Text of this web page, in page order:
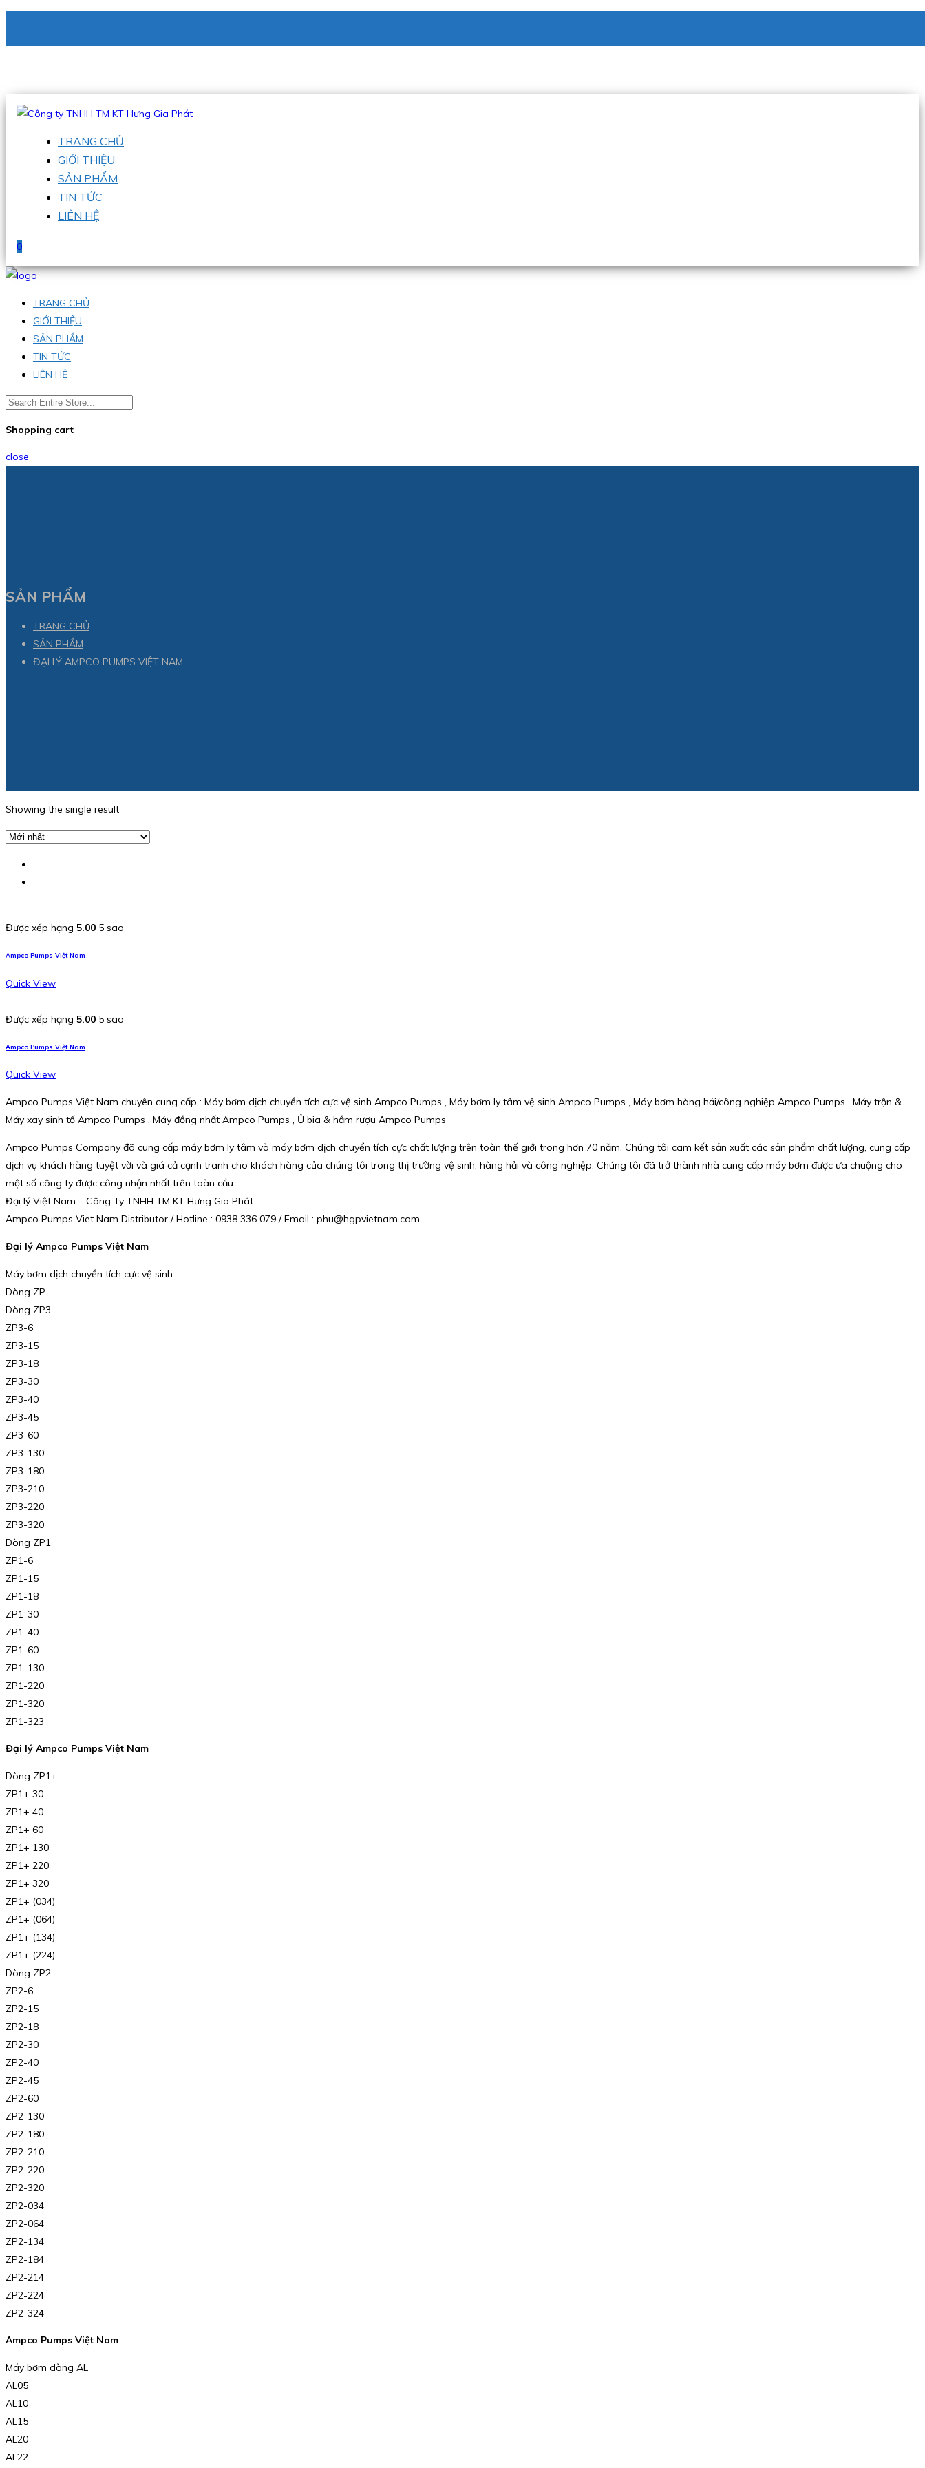
Hotline:0938 336 079
TRANG CHỦ
GIỚI THIỆU
SẢN PHẨM
TIN TỨC
LIÊN HỆ
0
TRANG CHỦ
GIỚI THIỆU
SẢN PHẨM
TIN TỨC
LIÊN HỆ
Shopping cart
close
SẢN PHẨM
TRANG CHỦ
SẢN PHẨM
ĐẠI LÝ AMPCO PUMPS VIỆT NAM
Showing the single result
Được xếp hạng 5.00 5 sao
Ampco Pumps Việt Nam
Quick View
Được xếp hạng 5.00 5 sao
Ampco Pumps Việt Nam
Quick View
Ampco Pumps Việt Nam chuyên cung cấp : Máy bơm dịch chuyển tích cực vệ sinh Ampco Pumps , Máy bơm ly tâm vệ sinh Ampco Pumps , Máy bơm hàng hải/công nghiệp Ampco Pumps , Máy trộn &
Máy xay sinh tố Ampco Pumps , Máy đồng nhất Ampco Pumps , Ủ bia & hầm rượu Ampco Pumps
Ampco Pumps Company đã cung cấp máy bơm ly tâm và máy bơm dịch chuyển tích cực chất lượng trên toàn thế giới trong hơn 70 năm. Chúng tôi cam kết sản xuất các sản phẩm chất lượng, cung cấp
dịch vụ khách hàng tuyệt vời và giá cả cạnh tranh cho khách hàng của chúng tôi trong thị trường vệ sinh, hàng hải và công nghiệp. Chúng tôi đã trở thành nhà cung cấp máy bơm được ưa chuộng cho
một số công ty được công nhận nhất trên toàn cầu.
Đại lý Việt Nam – Công Ty TNHH TM KT Hưng Gia Phát
Ampco Pumps Viet Nam Distributor / Hotline : 0938 336 079 / Email : phu@hgpvietnam.com
Đại lý Ampco Pumps Việt Nam
Máy bơm dịch chuyển tích cực vệ sinh
Dòng ZP
Dòng ZP3
ZP3-6
ZP3-15
ZP3-18
ZP3-30
ZP3-40
ZP3-45
ZP3-60
ZP3-130
ZP3-180
ZP3-210
ZP3-220
ZP3-320
Dòng ZP1
ZP1-6
ZP1-15
ZP1-18
ZP1-30
ZP1-40
ZP1-60
ZP1-130
ZP1-220
ZP1-320
ZP1-323
Đại lý Ampco Pumps Việt Nam
Dòng ZP1+
ZP1+ 30
ZP1+ 40
ZP1+ 60
ZP1+ 130
ZP1+ 220
ZP1+ 320
ZP1+ (034)
ZP1+ (064)
ZP1+ (134)
ZP1+ (224)
Dòng ZP2
ZP2-6
ZP2-15
ZP2-18
ZP2-30
ZP2-40
ZP2-45
ZP2-60
ZP2-130
ZP2-180
ZP2-210
ZP2-220
ZP2-320
ZP2-034
ZP2-064
ZP2-134
ZP2-184
ZP2-214
ZP2-224
ZP2-324
Ampco Pumps Việt Nam
Máy bơm dòng AL
AL05
AL10
AL15
AL20
AL22